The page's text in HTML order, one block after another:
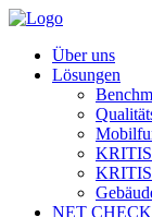
Über uns
Lösungen
NET CHECK